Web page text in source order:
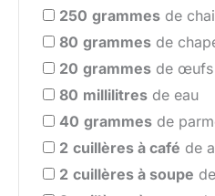
250 grammes de
80 grammes de
20 grammes de œufs
80 millilitres de eau
40 grammes de
2 cuillères à café de
2 cuillères à soupe